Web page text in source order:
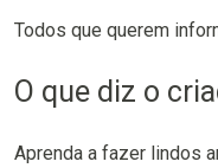
Todos que querem
O que diz o
Aprenda a fazer lindos